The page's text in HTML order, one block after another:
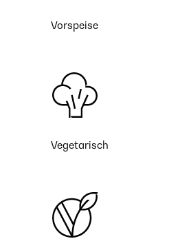
Vorspeise
Vegetarisch